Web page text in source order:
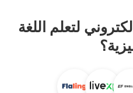
لتعلم اللغة